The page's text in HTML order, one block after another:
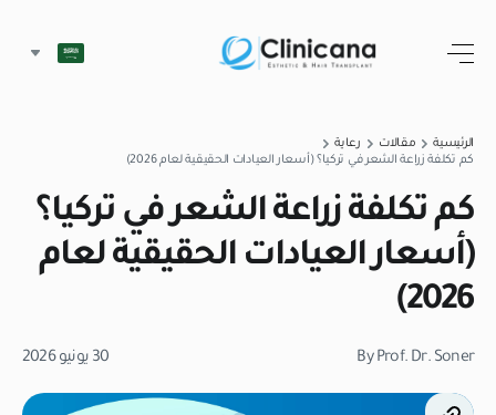
الرئيسية مقالات
رعاية
كم تكلفة زراعة الشعر في تركيا؟ (أسعار العيادات الحقيقية لعام 2026)
كم تكلفة زراعة الشعر في تركيا؟
(أسعار العيادات الحقيقية لعام
2026)
By Prof. Dr. Soner 30 يونيو 2026